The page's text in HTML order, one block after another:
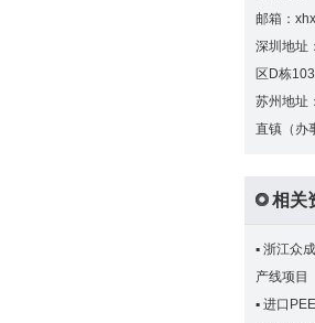
邮箱：
深圳地址
区D栋
苏州地址
直镇（办
相关
▪ 浙江众
产线项目
▪ 进口